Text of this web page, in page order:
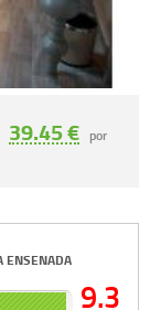
39.45 € por
ENSENADA
9.3